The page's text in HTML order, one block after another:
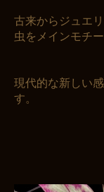
古来からジュエ
虫をメインモチ
現代的な新しい
す。